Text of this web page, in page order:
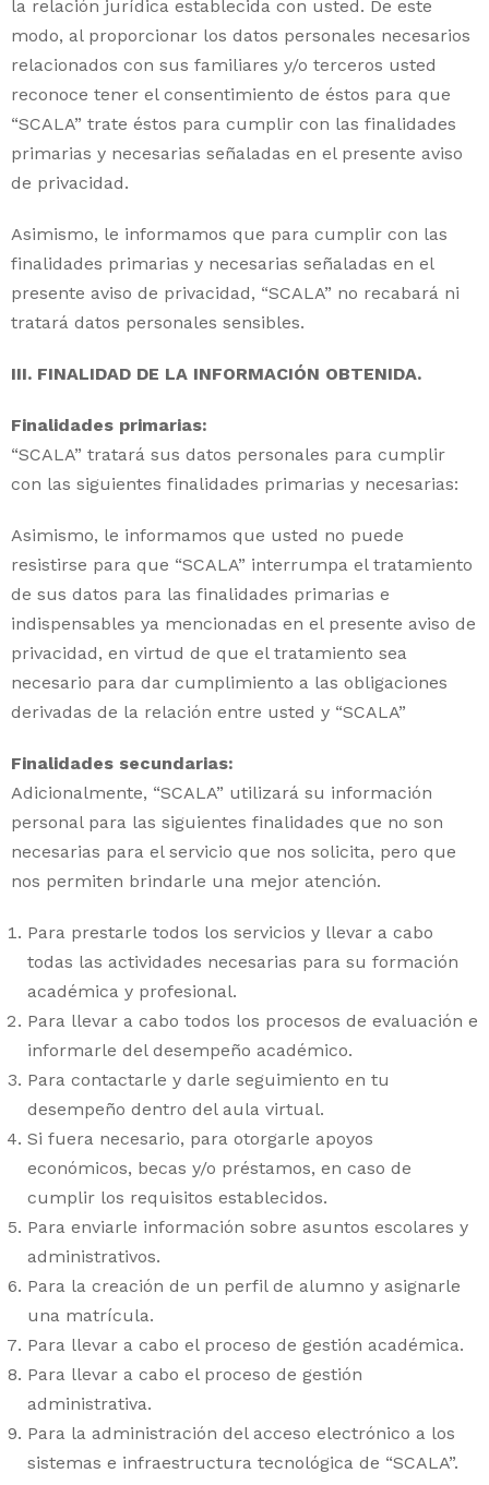
la relación jurídica establecida con usted. De este
modo, al proporcionar los datos personales necesarios
relacionados con sus familiares y/o terceros usted
reconoce tener el consentimiento de éstos para que
“SCALA” trate éstos para cumplir con las finalidades
primarias y necesarias señaladas en el presente aviso
de privacidad.
Asimismo, le informamos que para cumplir con las
finalidades primarias y necesarias señaladas en el
presente aviso de privacidad, “SCALA” no recabará ni
tratará datos personales sensibles.
III. FINALIDAD DE LA INFORMACIÓN OBTENIDA.
Finalidades primarias:
“SCALA” tratará sus datos personales para cumplir
con las siguientes finalidades primarias y necesarias:
Asimismo, le informamos que usted no puede
resistirse para que “SCALA” interrumpa el tratamiento
de sus datos para las finalidades primarias e
indispensables ya mencionadas en el presente aviso de
privacidad, en virtud de que el tratamiento sea
necesario para dar cumplimiento a las obligaciones
derivadas de la relación entre usted y “SCALA”
Finalidades secundarias:
Adicionalmente, “SCALA” utilizará su información
personal para las siguientes finalidades que no son
necesarias para el servicio que nos solicita, pero que
nos permiten brindarle una mejor atención.
Para prestarle todos los servicios y llevar a cabo
todas las actividades necesarias para su formación
académica y profesional.
Para llevar a cabo todos los procesos de evaluación e
informarle del desempeño académico.
Para contactarle y darle seguimiento en tu
desempeño dentro del aula virtual.
Si fuera necesario, para otorgarle apoyos
económicos, becas y/o préstamos, en caso de
cumplir los requisitos establecidos.
Para enviarle información sobre asuntos escolares y
administrativos.
Para la creación de un perfil de alumno y asignarle
una matrícula.
Para llevar a cabo el proceso de gestión académica.
Para llevar a cabo el proceso de gestión
administrativa.
Para la administración del acceso electrónico a los
sistemas e infraestructura tecnológica de “SCALA”.